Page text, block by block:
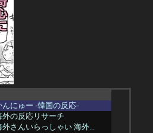
んにゅー -韓国の反応-
外の反応リサーチ
外さんいらっしゃい 海外...